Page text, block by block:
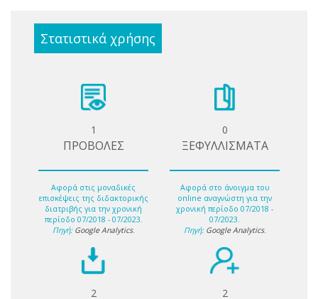
Στατιστικά χρήσης
1
ΠΡΟΒΟΛΕΣ
Αφορά στις μοναδικές
επισκέψεις της διδακτορικής
διατριβής για την χρονική
περίοδο 07/2018 - 07/2023.
Πηγή: Google Analytics.
0
ΞΕΦΥΛΛΙΣΜΑΤΑ
Αφορά στο άνοιγμα του
online αναγνώστη για την
χρονική περίοδο 07/2018 -
07/2023.
Πηγή: Google Analytics.
2 2